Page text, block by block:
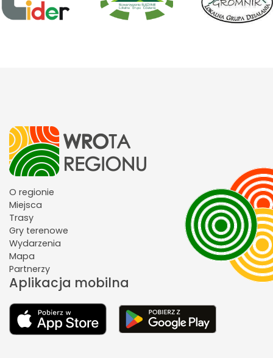
O regionie
Miejsca
Trasy
Gry terenowe
Wydarzenia
Mapa
Partnerzy
Aplikacja mobilna